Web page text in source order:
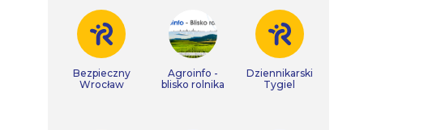
Bezpieczny
Wrocław
Agroinfo -
blisko rolnika
Dziennikarski
Tygiel